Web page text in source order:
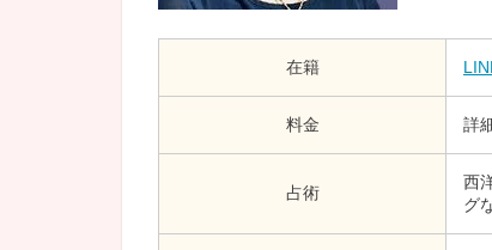
在籍
料金 詳
占術
西
グ